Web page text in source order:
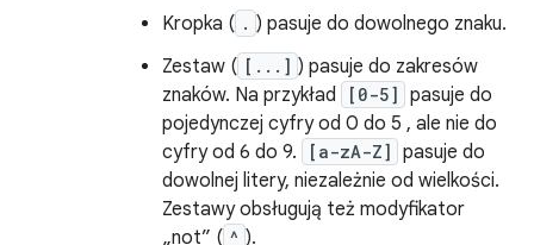
Kropka ( . ) pasuje do dowolnego znaku.
Zestaw ( [...] ) pasuje do zakresów
znaków. Na przykład
[0-5] pasuje do
pojedynczej cyfry od 0 do 5 , ale nie do
cyfry od 6 do 9.
[a-zA-Z] pasuje do
dowolnej litery, niezależnie od wielkości.
Zestawy obsługują też modyfikator
„not” ( ^ ).